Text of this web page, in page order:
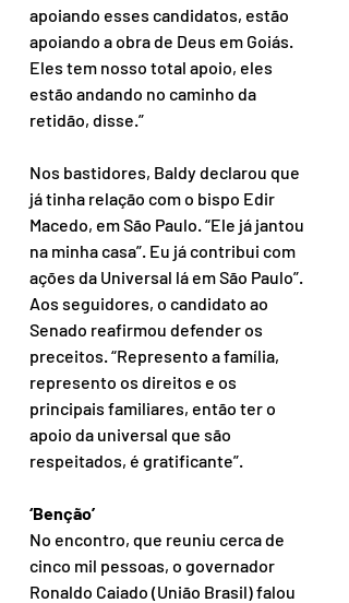
apoiando esses candidatos, estão
apoiando a obra de Deus em Goiás.
Eles tem nosso total apoio, eles
estão andando no caminho da
retidão, disse.”
Nos bastidores, Baldy declarou que
já tinha relação com o bispo Edir
Macedo, em São Paulo. “Ele já jantou
na minha casa”. Eu já contribui com
ações da Universal lá em São Paulo”.
Aos seguidores, o candidato ao
Senado reafirmou defender os
preceitos. “Represento a família,
represento os direitos e os
principais familiares, então ter o
apoio da universal que são
respeitados, é gratificante”.
‘Benção’
No encontro, que reuniu cerca de
cinco mil pessoas, o governador
Ronaldo Caiado (União Brasil) falou